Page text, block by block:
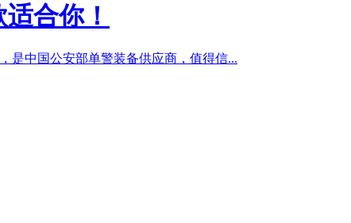
合你！
是中国公安部单警装备供应商，值得信...